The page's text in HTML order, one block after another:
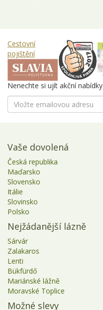
Cestovní
pojištění
Nenechte si ujít akční nabídky
Vaše dovolená
Česká republika
Maďarsko
Slovensko
Itálie
Slovinsko
Polsko
Nejžádanější lázně
Sárvár
Zalakaros
Lenti
Bükfürdő
Mariánské lážně
Moravské Toplice
Možné slevy